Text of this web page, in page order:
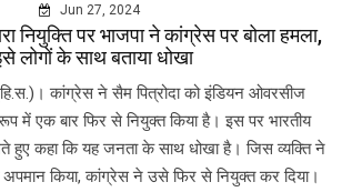
Jun 27, 2024
नियुक्ति पर भाजपा ने कांग्रेस पर बोला हमला,
लोगों के साथ बताया धोखा
कांग्रेस ने सैम पित्रोदा को इंडियन ओवरसीज
में एक बार फिर से नियुक्त किया है। इस पर भारतीय
हुए कहा कि यह जनता के साथ धोखा है। जिस व्यक्ति ने
अपमान किया, कांग्रेस ने उसे फिर से नियुक्त कर दिया।